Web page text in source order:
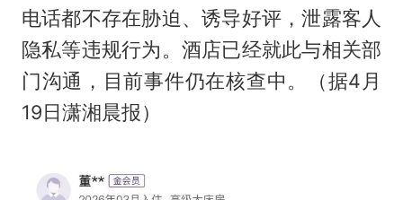
电话都不存在胁迫、诱导好评，泄露客人
隐私等违规行为。酒店已经就此与相关部
门沟通，目前事件仍在核查中。（据4月
19日潇湘晨报）